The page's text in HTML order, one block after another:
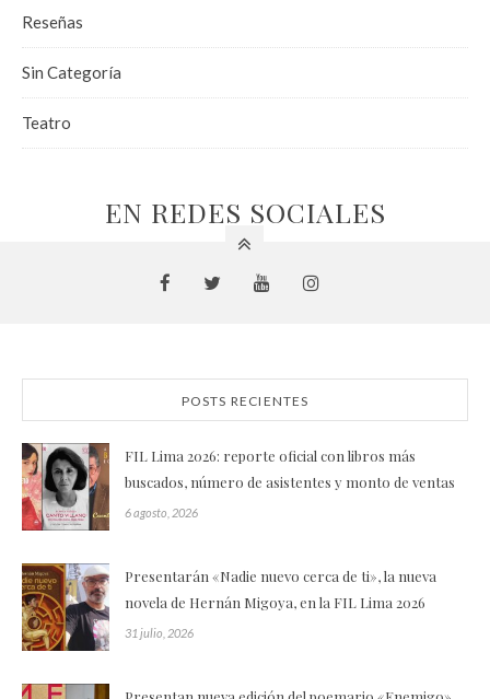
Reseñas
Sin Categoría
Teatro
EN REDES SOCIALES
POSTS RECIENTES
FIL Lima 2026: reporte oficial con libros más
buscados, número de asistentes y monto de ventas
6 agosto, 2026
Presentarán «Nadie nuevo cerca de ti», la nueva
novela de Hernán Migoya, en la FIL Lima 2026
31 julio, 2026